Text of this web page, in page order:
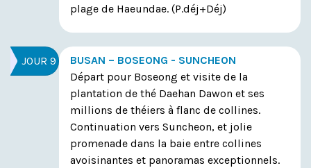
plage de Haeundae. (P.déj+Déj)
JOUR 9
BUSAN – BOSEONG - SUNCHEON
Départ pour Boseong et visite de la
plantation de thé Daehan Dawon et ses
millions de théiers à flanc de collines.
Continuation vers Suncheon, et jolie
promenade dans la baie entre collines
avoisinantes et panoramas exceptionnels.